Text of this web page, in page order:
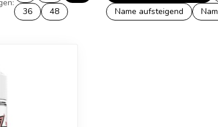
36
48
Name aufsteigend